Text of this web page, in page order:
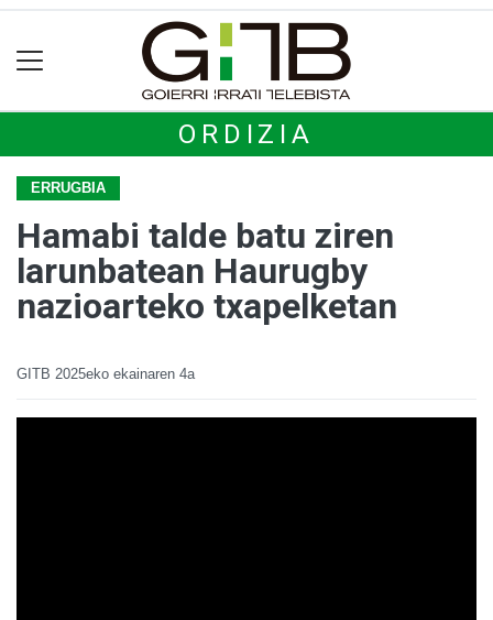
ORDIZIA
ERRUGBIA
Hamabi talde batu ziren
larunbatean Haurugby
nazioarteko txapelketan
GITB 2025eko ekainaren 4a